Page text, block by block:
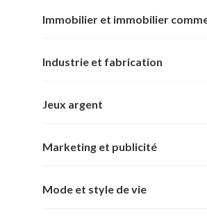
Immobilier et immobilier
Industrie et fabrication
Jeux argent
Marketing et publicité
Mode et style de vie